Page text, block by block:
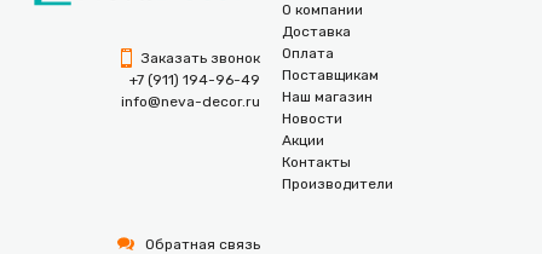
Заказать звонок
+7 (911) 194-96-49
info@neva-decor.ru
Обратная связь
О компании
Доставка
Оплата
Поставщикам
Наш магазин
Новости
Акции
Контакты
Производители